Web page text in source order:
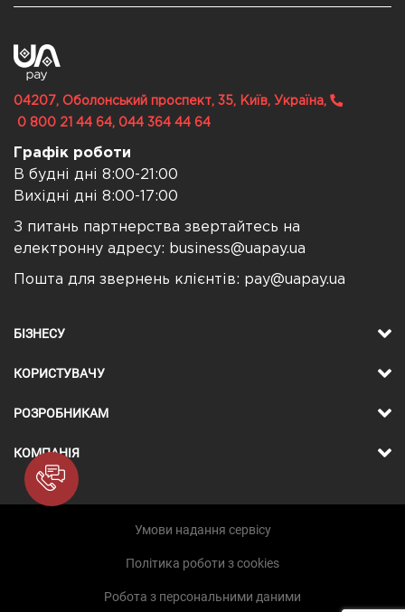
04207, Оболонський проспект, 35, Київ, Україна,
0 800 21 44 64, 044 364 44 64
Графік роботи
В будні дні 8:00-21:00
Вихідні дні 8:00-17:00
З питань партнерства звертайтесь на
електронну адресу: business@uapay.ua
Пошта для звернень клієнтів: pay@uapay.ua
БІЗНЕСУ
КОРИСТУВАЧУ
РОЗРОБНИКАМ
КОМПАНІЯ
Умови надання сервісу
Політика роботи з cookies
Робота з персональними даними